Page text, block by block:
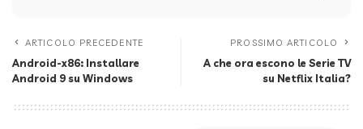
ARTICOLO PRECEDENTE
Android-x86: Installare
Android 9 su Windows
PROSSIMO ARTICOLO
A che ora escono le Serie TV
su Netflix Italia?